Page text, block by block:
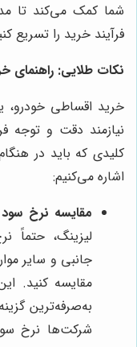
شما کمک می‌کند تا
فرآیند خرید را تسریع
نکات طلایی: راهنمای
خرید اقساطی
نیازمند دقت و توجه
کلیدی که باید در
اشاره می‌کنیم:
مقایسه نرخ
لیزینگ، حتماً
جانبی و سایر
مقایسه کنید.
به‌صرفه‌ترین
شرکت‌ها نرخ